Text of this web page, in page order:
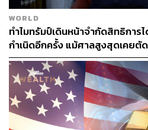
TAGS: China Ren Youxuan
Su
ออม-สุชาร์ มานะยิ่ง
Zang
อี๊ด โปงลางสะออน
ฮอลลีวู้ด (ไทยแลนด์)
ตุ้ย-
อาร์ตี้-ธนฉัตร ดุลยฉัตร
ภา
ปู-วิทยา ปานศรีงาม
ลำไย
วันใหม่ ฉัตรบริรักษ์
WORLD
ทำไมทรัมป์เดินหน้าจำกัดสิทธิการ
กำเนิดอีกครั้ง แม้ศาลสูงสุดเคยตั